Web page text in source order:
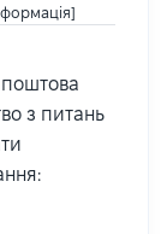
з питань